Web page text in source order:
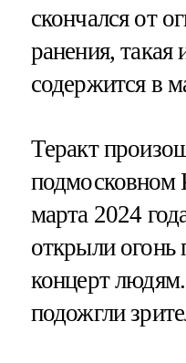
скончался от
ранения,
содержится в
Теракт
подмосковном
марта 2024
открыли огонь
концерт
подожгли